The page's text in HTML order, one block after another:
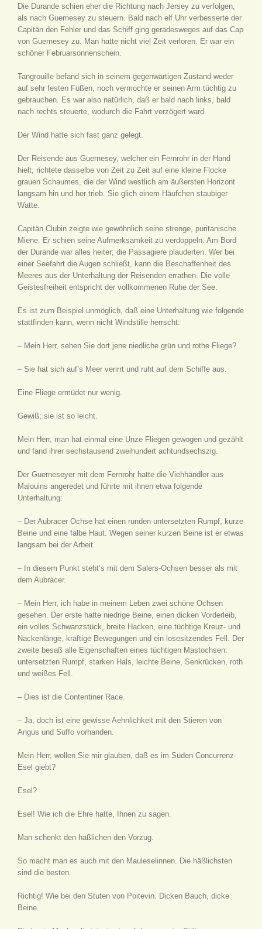
Die Durande schien eher die Richtung nach Jersey zu verfolgen,
als nach Guernesey zu steuern. Bald nach elf Uhr verbesserte der
Capitän den Fehler und das Schiff ging geradesweges auf das Cap
von Guernesey zu. Man hatte nicht viel Zeit verloren. Er war ein
schöner Februarsonnenschein.
Tangrouille befand sich in seinem gegenwärtigen Zustand weder
auf sehr festen Füßen, noch vermochte er seinen Arm tüchtig zu
gebrauchen. Es war also natürlich, daß er bald nach links, bald
nach rechts steuerte, wodurch die Fahrt verzögert ward.
Der Wind hatte sich fast ganz gelegt.
Der Reisende aus Guernesey, welcher ein Fernrohr in der Hand
hielt, richtete dasselbe von Zeit zu Zeit auf eine kleine Flocke
grauen Schaumes, die der Wind westlich am äußersten Horizont
langsam hin und her trieb. Sie glich einem Häufchen staubiger
Watte.
Capitän Clubin zeigte wie gewöhnlich seine strenge, puritanische
Miene. Er schien seine Aufmerksamkeit zu verdoppeln. Am Bord
der Durande war alles heiter; die Passagiere plauderten. Wer bei
einer Seefahrt die Augen schließt, kann die Beschaffenheit des
Meeres aus der Unterhaltung der Reisenden errathen. Die volle
Geistesfreiheit entspricht der vollkommenen Ruhe der See.
Es ist zum Beispiel unmöglich, daß eine Unterhaltung wie folgende
stattfinden kann, wenn nicht Windstille herrscht:
– Mein Herr, sehen Sie dort jene niedliche grün und rothe Fliege?
– Sie hat sich auf’s Meer verirrt und ruht auf dem Schiffe aus.
Eine Fliege ermüdet nur wenig.
Gewiß; sie ist so leicht.
Mein Herr, man hat einmal eine Unze Fliegen gewogen und gezählt
und fand ihrer sechstausend zweihundert achtundsechszig.
Der Guerneseyer mit dem Fernrohr hatte die Viehhändler aus
Malouins angeredet und führte mit ihnen etwa folgende
Unterhaltung:
– Der Aubracer Ochse hat einen runden untersetzten Rumpf, kurze
Beine und eine falbe Haut. Wegen seiner kurzen Beine ist er etwas
langsam bei der Arbeit.
– In diesem Punkt steht’s mit dem Salers-Ochsen besser als mit
dem Aubracer.
– Mein Herr, ich habe in meinem Leben zwei schöne Ochsen
gesehen. Der erste hatte niedrige Beine, einen dicken Vorderleib,
ein volles Schwanzstück, breite Hacken, eine tüchtige Kreuz- und
Nackenlänge, kräftige Bewegungen und ein losesitzendes Fell. Der
zweite besaß alle Eigenschaften eines tüchtigen Mastochsen:
untersetzten Rumpf, starken Hals, leichte Beine, Senkrücken, roth
und weißes Fell.
– Dies ist die Contentiner Race.
– Ja, doch ist eine gewisse Aehnlichkeit mit den Stieren von
Angus und Suffo vorhanden.
Mein Herr, wollen Sie mir glauben, daß es im Süden Concurrenz-
Esel giebt?
Esel?
Esel! Wie ich die Ehre hatte, Ihnen zu sagen.
Man schenkt den häßlichen den Vorzug.
So macht man es auch mit den Mauleselinnen. Die häßlichsten
sind die besten.
Richtig! Wie bei den Stuten von Poitevin. Dicken Bauch, dicke
Beine.